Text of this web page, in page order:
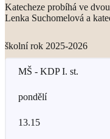
Katecheze probíhá ve
Lenka Suchomelová a
školní rok 2025-2026
MŠ - KDP I. st.
pondělí
13.15